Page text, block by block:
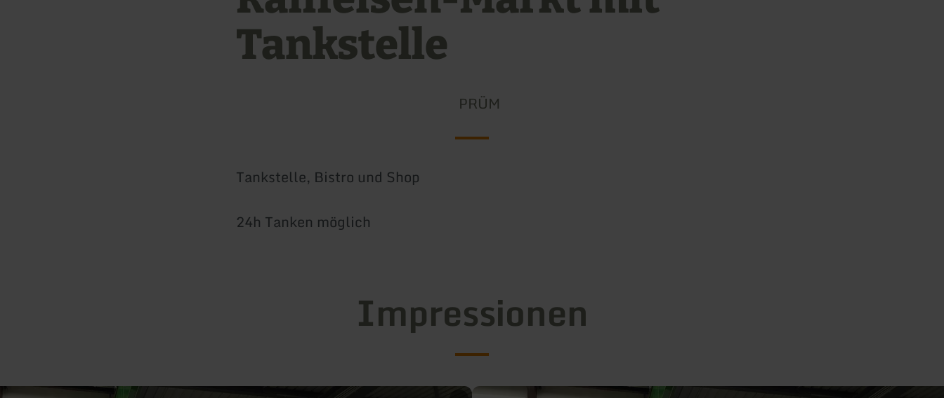
Tankstelle
PRÜM
Tankstelle, Bistro und Shop
24h Tanken möglich
Impressionen